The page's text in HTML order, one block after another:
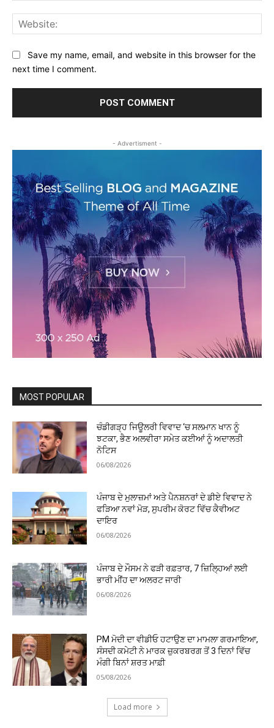
Save my name, email, and website in this browser for the
next time I comment.
- Advertisment -
MOST POPULAR
ਚੰਡੀਗੜ੍ਹ ਜਿਊਲਰੀ ਵਿਵਾਦ ‘ਚ ਸਲਮਾਨ ਖਾਨ ਨੂੰ
ਝਟਕਾ, ਭੈਣ ਅਲਵੀਰਾ ਸਮੇਤ ਕਈਆਂ ਨੂੰ ਅਦਾਲਤੀ
ਨੋਟਿਸ
06/08/2026
ਪੰਜਾਬ ਦੇ ਮੁਲਾਜ਼ਮਾਂ ਅਤੇ ਪੈਨਸ਼ਨਰਾਂ ਦੇ ਡੀਏ ਵਿਵਾਦ ਨੇ
ਫੜਿਆ ਨਵਾਂ ਮੋੜ, ਸੁਪਰੀਮ ਕੋਰਟ ਵਿੱਚ ਕੈਵੀਅਟ
ਦਾਇਰ
06/08/2026
ਪੰਜਾਬ ਦੇ ਮੌਸਮ ਨੇ ਫੜੀ ਰਫ਼ਤਾਰ, 7 ਜ਼ਿਲ੍ਹਿਆਂ ਲਈ
ਭਾਰੀ ਮੀਂਹ ਦਾ ਅਲਰਟ ਜਾਰੀ
06/08/2026
PM ਮੋਦੀ ਦਾ ਵੀਡੀਓ ਹਟਾਉਣ ਦਾ ਮਾਮਲਾ ਗਰਮਾਇਆ,
ਸੰਸਦੀ ਕਮੇਟੀ ਨੇ ਮਾਰਕ ਜ਼ੁਕਰਬਰਗ ਤੋਂ 3 ਦਿਨਾਂ ਵਿੱਚ
ਮੰਗੀ ਬਿਨਾਂ ਸ਼ਰਤ ਮਾਫ਼ੀ
05/08/2026
Load more